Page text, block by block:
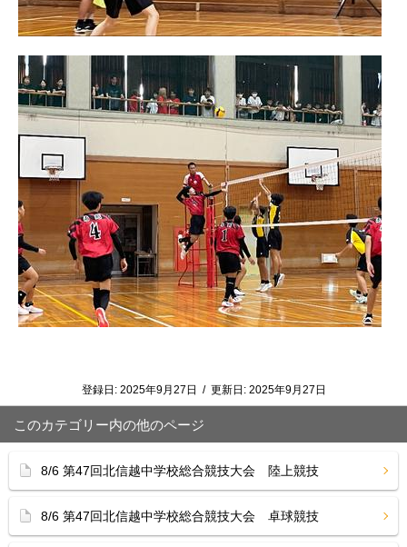
登録日: 2025年9月27日 / 更新日: 2025年9月27日
このカテゴリー内の他のページ
8/6 第47回北信越中学校総合競技大会 陸上競技
8/6 第47回北信越中学校総合競技大会 卓球競技